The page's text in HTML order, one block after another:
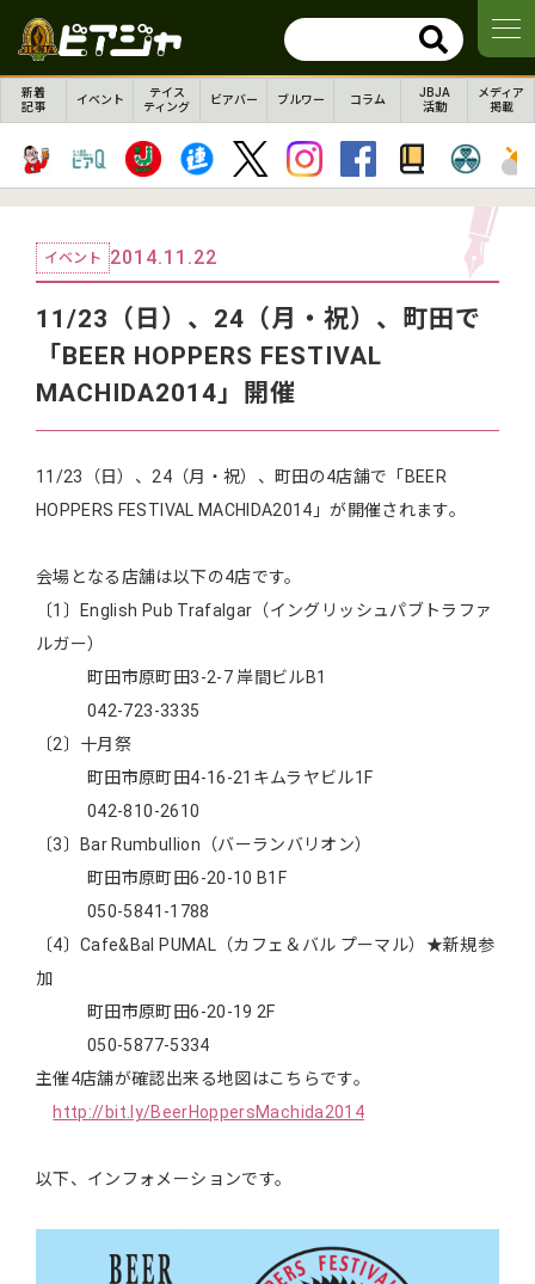
新着
記事
イベント
テイス
ティング
ビアバー ブルワー コラム
JBJA
活動
メディア
掲載
イベント 2014.11.22
11/23（日）、24（月・祝）、町田で
「BEER HOPPERS FESTIVAL
MACHIDA2014」開催
11/23（日）、24（月・祝）、町田の4店舗で「BEER
HOPPERS FESTIVAL MACHIDA2014」が開催されます。
会場となる店舗は以下の4店です。
〔1〕English Pub Trafalgar（イングリッシュパブトラファ
ルガー）
町田市原町田3-2-7 岸間ビルB1
042-723-3335
〔2〕十月祭
町田市原町田4-16-21キムラヤビル1F
042-810-2610
〔3〕Bar Rumbullion（バーランバリオン）
町田市原町田6-20-10 B1F
050-5841-1788
〔4〕Cafe&Bal PUMAL（カフェ＆バル プーマル）★新規参
加
町田市原町田6-20-19 2F
050-5877-5334
主催4店舗が確認出来る地図はこちらです。
http://bit.ly/BeerHoppersMachida2014
以下、インフォメーションです。